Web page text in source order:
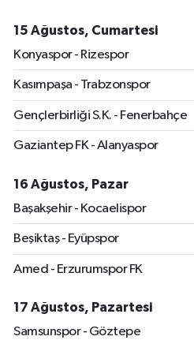
15 Ağustos, Cumartesi
Konyaspor - Rizespor
Kasımpaşa - Trabzonspor
Gençlerbirliği S.K. - Fenerbahçe
Gaziantep FK - Alanyaspor
16 Ağustos, Pazar
Başakşehir - Kocaelispor
Beşiktaş - Eyüpspor
Amed - Erzurumspor FK
17 Ağustos, Pazartesi
Samsunspor - Göztepe